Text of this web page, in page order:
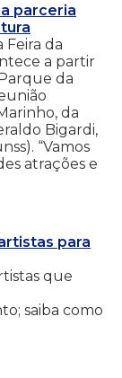
parceria
Feira da
a partir
da
da
Bigardi,
“Vamos
atrações e
para
que
saiba como